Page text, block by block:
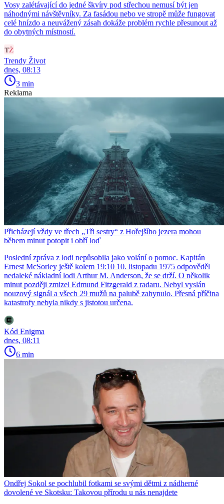
Vosy zalétávající do jedné škvíry pod střechou nemusí být jen
náhodnými návštěvníky. Za fasádou nebo ve stropě může fungovat
celé hnízdo a neuvážený zásah dokáže problém rychle přesunout až
do obytných místností.
Trendy Život
dnes, 08:13
3 min
Reklama
Přicházejí vždy ve třech „Tři sestry“ z Hořejšího jezera mohou
během minut potopit i obří loď
Poslední zpráva z lodi nepůsobila jako volání o pomoc. Kapitán
Ernest McSorley ještě kolem 19:10 10. listopadu 1975 odpověděl
nedaleké nákladní lodi Arthur M. Anderson, že se drží. O několik
minut později zmizel Edmund Fitzgerald z radaru. Nebyl vyslán
nouzový signál a všech 29 mužů na palubě zahynulo. Přesná příčina
katastrofy nebyla nikdy s jistotou určena.
Kód Enigma
dnes, 08:11
6 min
Ondřej Sokol se pochlubil fotkami se svými dětmi z nádherné
dovolené ve Skotsku: Takovou přírodu u nás nenajdete